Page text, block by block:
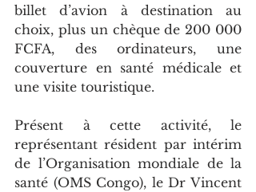
billet d’avion à destination au
choix, plus un chèque de 200 000
FCFA, des ordinateurs, une
couverture en santé médicale et
une visite touristique.
Présent à cette activité, le
représentant résident par intérim
de l’Organisation mondiale de la
santé (OMS Congo), le Dr Vincent